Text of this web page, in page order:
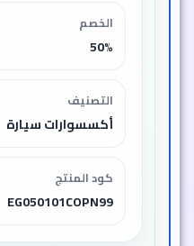
الخصم
50%
التصنيف
أكسسوارات سيارة
كود المنتج
EG050101COPN99